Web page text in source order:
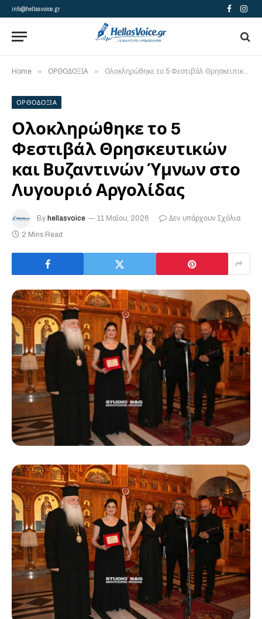
info@hellasvoice.gr Facebook
Home » ΟΡΘΟΔΟΞΙΑ » Ολοκληρώθηκε το 5 Φεστιβάλ Θρησκευτικών και Βυζαντινών Ύμνων στο Λυγουριό Αργολίδας
ΟΡΘΟΔΟΞΙΑ
Ολοκληρώθηκε το 5
Φεστιβάλ Θρησκευτικών
και Βυζαντινών Ύμνων στο
Λυγουριό Αργολίδας
By hellasvoice 11 Μαΐου, 2026
Δεν υπάρχουν Σχόλια
2 Mins Read